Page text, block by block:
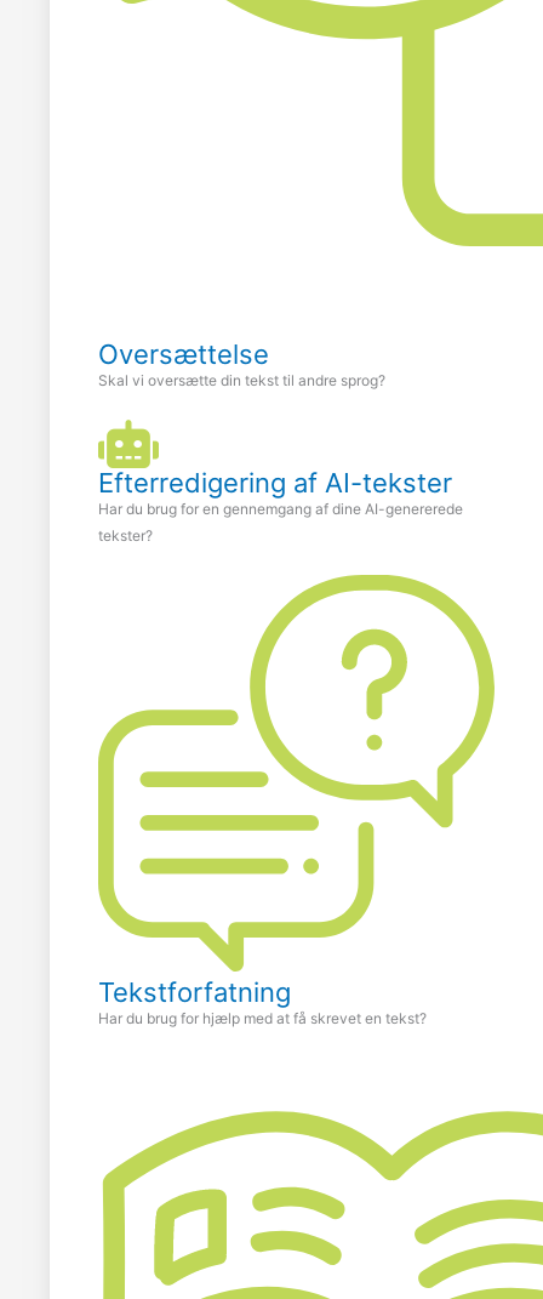
Oversættelse
Skal vi oversætte din tekst til andre sprog?
Efterredigering af AI-tekster
Har du brug for en gennemgang af dine AI-genererede
tekster?
Tekstforfatning
Har du brug for hjælp med at få skrevet en tekst?